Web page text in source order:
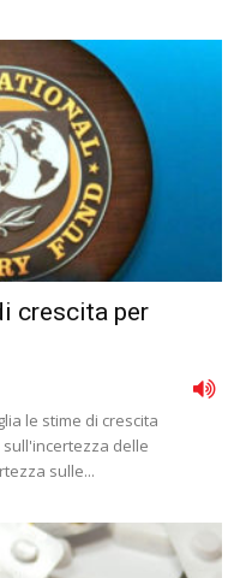
crescita per
le stime di crescita
delle
sulle...